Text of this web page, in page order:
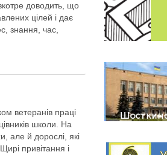
доводить, що
цілей і дає
знання, час,
ветеранів праці
школи. На
але й дорослі, які
привітання і